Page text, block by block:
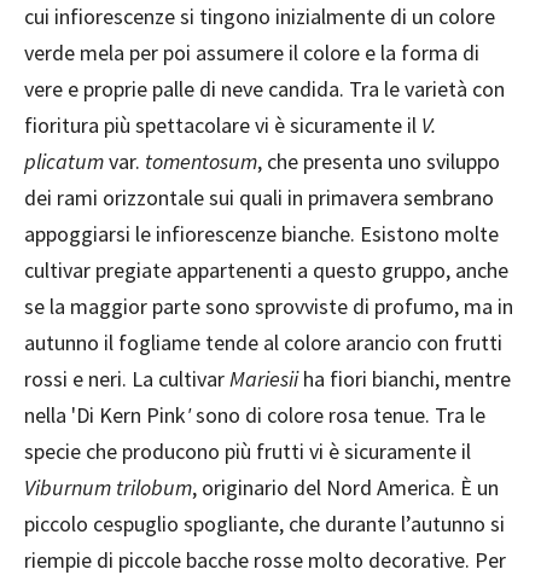
cui infiorescenze si tingono inizialmente di un colore
verde mela per poi assumere il colore e la forma di
vere e proprie palle di neve candida. Tra le varietà con
fioritura più spettacolare vi è sicuramente il V.
plicatumvar. tomentosum, che presenta uno sviluppo
dei rami orizzontale sui quali in primavera sembrano
appoggiarsi le infiorescenze bianche. Esistono molte
cultivar pregiate appartenenti a questo gruppo, anche
se la maggior parte sono sprovviste di profumo, ma in
autunno il fogliame tende al colore arancio con frutti
rossi e neri. La cultivarMariesiiha fiori bianchi, mentre
nella 'Di Kern Pink'sono di colore rosa tenue. Tra le
specie che producono più frutti vi è sicuramente il
Viburnum trilobum, originario del Nord America. È un
piccolo cespuglio spogliante, che durante l’autunno si
riempie di piccole bacche rosse molto decorative. Per